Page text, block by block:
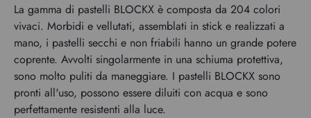
La gamma di pastelli BLOCKX è composta da 204 colori
vivaci. Morbidi e vellutati, assemblati in stick e realizzati a
mano, i pastelli secchi e non friabili hanno un grande potere
coprente. Avvolti singolarmente in una schiuma protettiva,
sono molto puliti da maneggiare. I pastelli BLOCKX sono
pronti all'uso, possono essere diluiti con acqua e sono
perfettamente resistenti alla luce.